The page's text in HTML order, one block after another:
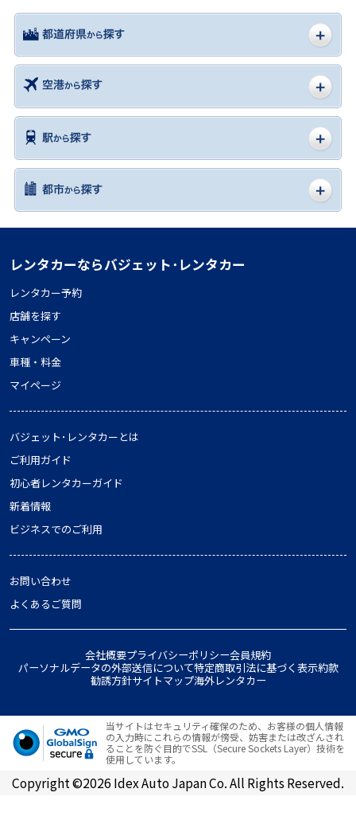
レンタカーならバジェット･レンタカー
レンタカー予約
店舗を探す
キャンペーン
車種・料金
マイページ
バジェット･レンタカーとは
ご利用ガイド
初心者レンタカーガイド
新着情報
ビジネスでのご利用
お問い合わせ
よくあるご質問
会社概要プライバシーポリシー会員規約
パーソナルデータの外部送信について特定商取引法に基づく表示約款
勧誘方針サイトマップ海外レンタカー
当サイトはセキュリティ確保のため、お客様の個人情報
の入力時にこれらの情報が傍受、妨害または改ざんされ
ることを防ぐ目的でSSL（Secure Sockets Layer）技術を
使用しています。
Copyright ©2026 Idex Auto Japan Co. All Rights Reserved.